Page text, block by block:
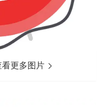
更多图片